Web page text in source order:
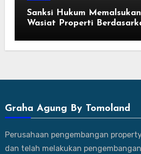
Sanksi Hukum
Wasiat Properti
Graha Agung By Tomoland
Perusahaan pengembangan
dan telah melakukan